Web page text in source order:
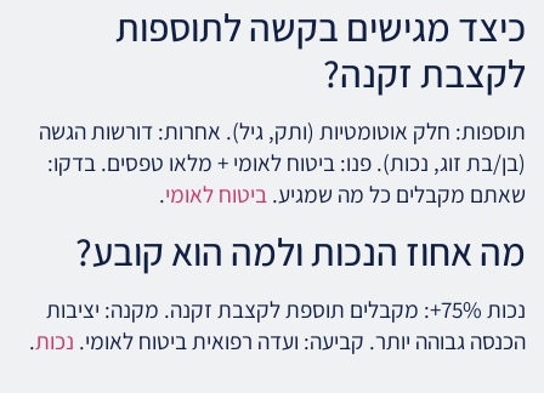
כיצד מגישים בקשה לתוספות
לקצבת זקנה?
תוספות: חלק אוטומטיות (ותק, גיל). אחרות: דורשות הגשה
(בן/בת זוג, נכות). פנו: ביטוח לאומי + מלאו טפסים. בדקו:
שאתם מקבלים כל מה שמגיע.ביטוח לאומי.
מה אחוז הנכות ולמה הוא קובע?
נכות 75%+: מקבלים תוספת לקצבת זקנה. מקנה: יציבות
הכנסה גבוהה יותר. קביעה: ועדה רפואית ביטוח לאומי. נכות.